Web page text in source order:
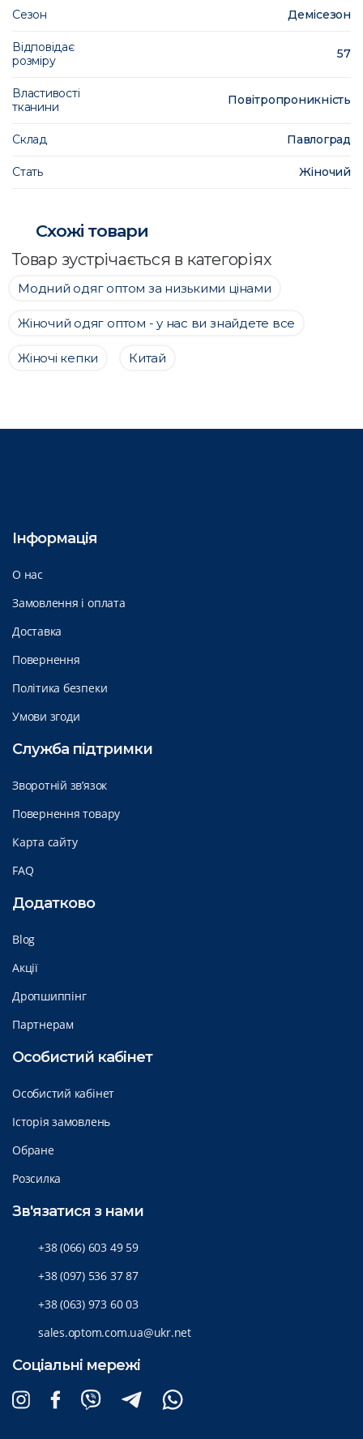
Сезон Демісезон
Відповідає
розміру
57
Властивості
тканини
Повітропроникність
Склад Павлоград
Стать Жіночий
Схожі товари
Товар зустрічається в категоріях
Модний одяг оптом за низькими цінами
Жіночий одяг оптом - у нас ви знайдете все
Жіночі кепки Китай
Інформація
О нас
Замовлення і оплата
Доставка
Повернення
Політика безпеки
Умови згоди
Служба підтримки
Зворотній зв’язок
Повернення товару
Карта сайту
FAQ
Додатково
Blog
Акції
Дропшиппінг
Партнерам
Особистий кабінет
Особистий кабінет
Історія замовлень
Обране
Розсилка
Зв'язатися з нами
+38 (066) 603 49 59
+38 (097) 536 37 87
+38 (063) 973 60 03
sales.optom.com.ua@ukr.net
Соціальні мережі